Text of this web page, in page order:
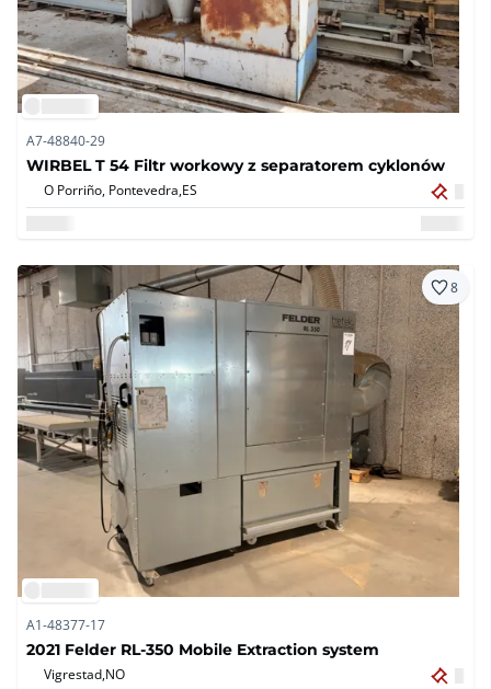
A7-48840-29
WIRBEL T 54 Filtr workowy z separatorem cyklonów
O Porriño, Pontevedra,ES
8
A1-48377-17
2021 Felder RL-350 Mobile Extraction system
Vigrestad,NO